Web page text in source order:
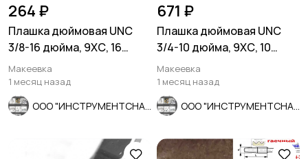
Другое5
Расходные
материалы и
оснастка
264 ₽
Плашка дюймовая UNC
3/8-16 дюйма, 9ХС, 16
ниток на дюйм, 30/11 мм.
Макеевка
1 месяц назад
671 ₽
Плашка дюймовая UNC
3/4-10 дюйма, 9ХС, 10
ниток на дюйм, 45/18 мм.
Макеевка
1 месяц назад